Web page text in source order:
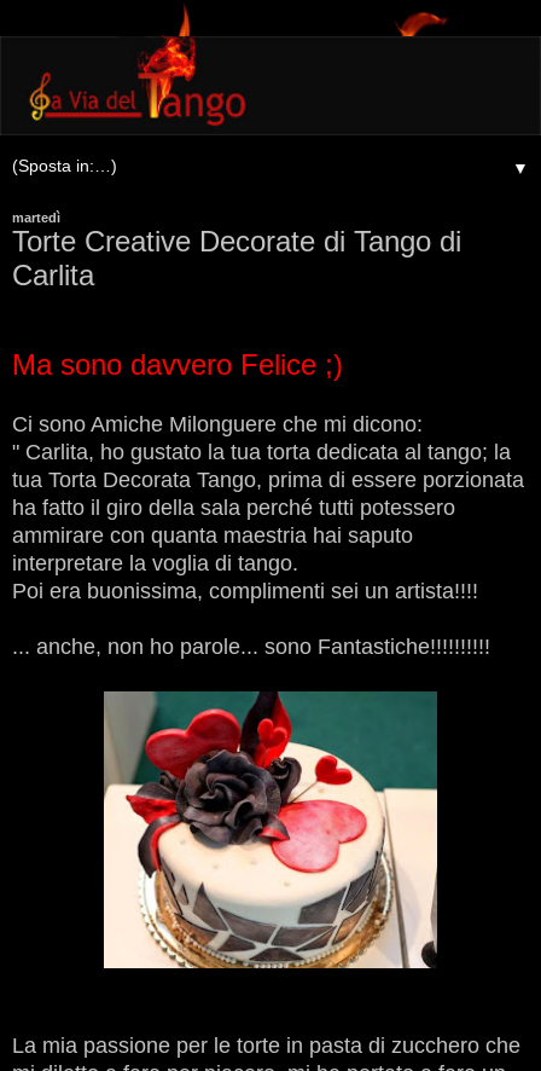
▼
martedì
Torte Creative Decorate di Tango di
Carlita
Ma sono davvero Felice ;)
Ci sono Amiche Milonguere che mi dicono:
" Carlita, ho gustato la tua torta dedicata al tango; la
tua Torta Decorata Tango, prima di essere porzionata
ha fatto il giro della sala perché tutti potessero
ammirare con quanta maestria hai saputo
interpretare la voglia di tango.
Poi era buonissima, complimenti sei un artista!!!!
... anche, non ho parole... sono Fantastiche!!!!!!!!!!
La mia passione per le torte in pasta di zucchero che